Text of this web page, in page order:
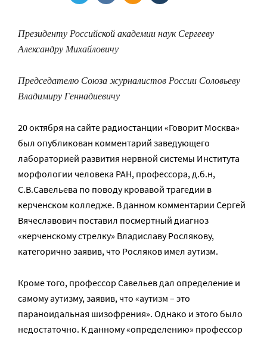
Президенту Российской академии наук Сергееву
Александру Михайловичу
Председателю Союза журналистов России Соловьеву
Владимиру Геннадиевичу
20 октября на сайте радиостанции «Говорит Москва»
был опубликован комментарий заведующего
лабораторией развития нервной системы Института
морфологии человека РАН, профессора, д.б.н,
С.В.Савельева по поводу кровавой трагедии в
керченском колледже. В данном комментарии Сергей
Вячеславович поставил посмертный диагноз
«керченскому стрелку» Владиславу Рослякову,
категорично заявив, что Росляков имел аутизм.
Кроме того, профессор Савельев дал определение и
самому аутизму, заявив, что «аутизм – это
параноидальная шизофрения». Однако и этого было
недостаточно. К данному «определению» профессор